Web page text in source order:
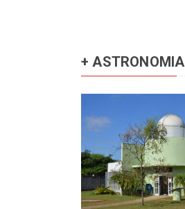
+ ASTRONOMIA